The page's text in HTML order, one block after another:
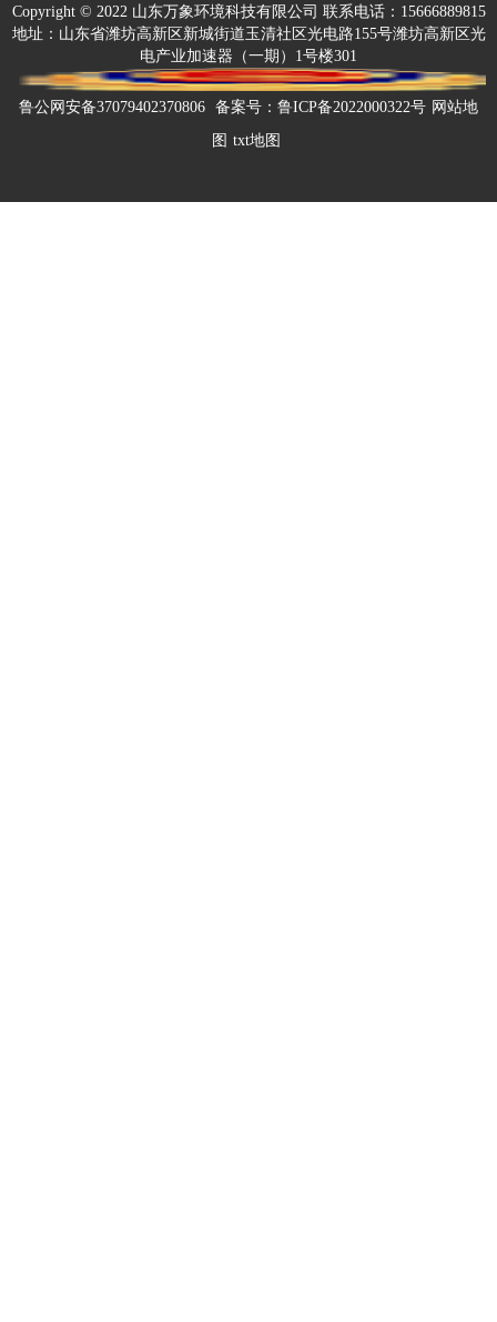
Copyright © 2022 山东万象环境科技有限公司 联系电话：15666889815
地址：山东省潍坊高新区新城街道玉清社区光电路155号潍坊高新区光
电产业加速器（一期）1号楼301
鲁公网安备37079402370806 备案号： 鲁ICP备2022000322号 网站地
图 txt地图